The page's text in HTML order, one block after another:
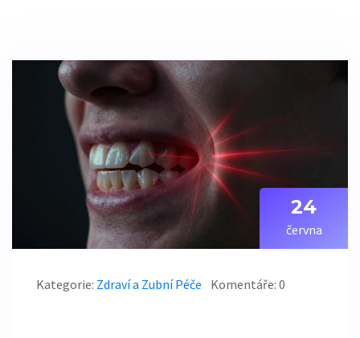
24
června
Kategorie: Zdraví a Zubní Péče Komentáře: 0